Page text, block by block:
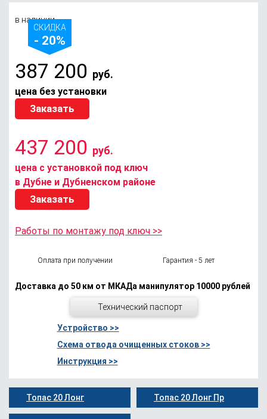
в наличии
СКИДКА
- 20%
387 200 руб.
цена без установки
Заказать
437 200 руб.
цена с установкой под ключ
в Дубне и Дубненском районе
Заказать
Работы по монтажу под ключ >>
Оплата при получении Гарантия - 5 лет
Доставка до 50 км от МКАДа манипулятор 10000 рублей
Технический паспорт
Устройство >>
Схема отвода очищенных стоков >>
Инструкция >>
Топас 20 Лонг Топас 20 Лонг Пр